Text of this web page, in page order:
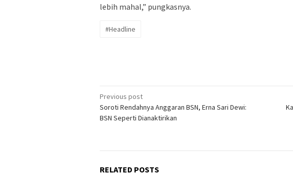
lebih mahal,” pungkasnya.
#Headline
Post
navigation
Previous post
Soroti Rendahnya Anggaran BSN, Erna Sari Dewi:
BSN Seperti Dianaktirikan
RELATED POSTS